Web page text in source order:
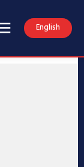
English